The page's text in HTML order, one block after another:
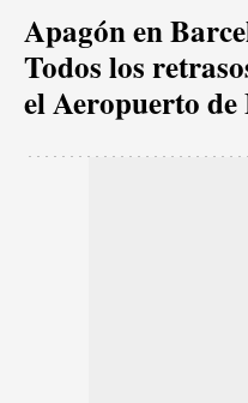
Apagón en
Todos los
el Aeropuerto